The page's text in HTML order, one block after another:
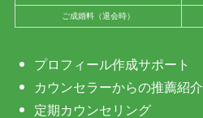
ご成婚料（退会時）
プロフィール作成サポート
カウンセラーからの推薦紹介
定期カウンセリング